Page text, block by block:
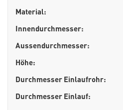
Material:
Innendurchmesser:
Aussendurchmesser:
Höhe:
Durchmesser Einlaufrohr:
Durchmesser Einlauf: